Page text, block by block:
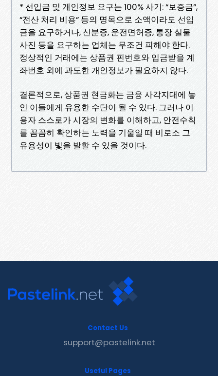
* 선입금 및 개인정보 요구는 100% 사기: “보증금”,
“전산 처리 비용” 등의 명목으로 소액이라도 선입
금을 요구하거나, 신분증, 운전면허증, 통장 실물
사진 등을 요구하는 업체는 무조건 피해야 한다.
정상적인 거래에는 상품권 핀번호와 입금받을 계
좌번호 외에 과도한 개인정보가 필요하지 않다.
결론적으로, 상품권 현금화는 금융 사각지대에 놓
인 이들에게 유용한 수단이 될 수 있다. 그러나 이
용자 스스로가 시장의 변화를 이해하고, 안전수칙
를 꼼꼼히 확인하는 노력을 기울일 때 비로소 그
유용성이 빛을 발할 수 있을 것이다.
Contact Us
support@pastelink.net
Useful Pages